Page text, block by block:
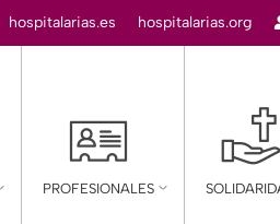
hospitalarias.es hospitalarias.org
PROFESIONALES